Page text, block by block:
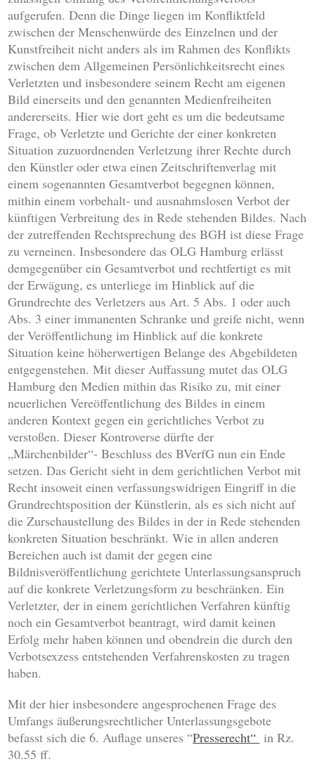
aufgerufen. Denn die Dinge liegen im Konfliktfeld
zwischen der Menschenwürde des Einzelnen und der
Kunstfreiheit nicht anders als im Rahmen des Konflikts
zwischen dem Allgemeinen Persönlichkeitsrecht eines
Verletzten und insbesondere seinem Recht am eigenen
Bild einerseits und den genannten Medienfreiheiten
andererseits. Hier wie dort geht es um die bedeutsame
Frage, ob Verletzte und Gerichte der einer konkreten
Situation zuzuordnenden Verletzung ihrer Rechte durch
den Künstler oder etwa einen Zeitschriftenverlag mit
einem sogenannten Gesamtverbot begegnen können,
mithin einem vorbehalt- und ausnahmslosen Verbot der
künftigen Verbreitung des in Rede stehenden Bildes. Nach
der zutreffenden Rechtsprechung des BGH ist diese Frage
zu verneinen. Insbesondere das OLG Hamburg erlässt
demgegenüber ein Gesamtverbot und rechtfertigt es mit
der Erwägung, es unterliege im Hinblick auf die
Grundrechte des Verletzers aus Art. 5 Abs. 1 oder auch
Abs. 3 einer immanenten Schranke und greife nicht, wenn
der Veröffentlichung im Hinblick auf die konkrete
Situation keine höherwertigen Belange des Abgebildeten
entgegenstehen. Mit dieser Auffassung mutet das OLG
Hamburg den Medien mithin das Risiko zu, mit einer
neuerlichen Vereöffentlichung des Bildes in einem
anderen Kontext gegen ein gerichtliches Verbot zu
verstoßen. Dieser Kontroverse dürfte der
„Märchenbilder“- Beschluss des BVerfG nun ein Ende
setzen. Das Gericht sieht in dem gerichtlichen Verbot mit
Recht insoweit einen verfassungswidrigen Eingriff in die
Grundrechtsposition der Künstlerin, als es sich nicht auf
die Zurschaustellung des Bildes in der in Rede stehenden
konkreten Situation beschränkt. Wie in allen anderen
Bereichen auch ist damit der gegen eine
Bildnisveröffentlichung gerichtete Unterlassungsanspruch
auf die konkrete Verletzungsform zu beschränken. Ein
Verletzter, der in einem gerichtlichen Verfahren künftig
noch ein Gesamtverbot beantragt, wird damit keinen
Erfolg mehr haben können und obendrein die durch den
Verbotsexzess entstehenden Verfahrenskosten zu tragen
haben.
Mit der hier insbesondere angesprochenen Frage des
Umfangs äußerungsrechtlicher Unterlassungsgebote
befasst sich die 6. Auflage unseres “Presserecht“ in Rz.
30.55 ff.